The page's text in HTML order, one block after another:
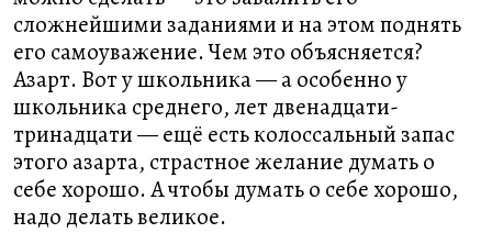
сложнейшими заданиями и на этом поднять
его самоуважение. Чем это объясняется?
Азарт. Вот у школьника — а особенно у
школьника среднего, лет двенадцати-
тринадцати — ещё есть колоссальный запас
этого азарта, страстное желание думать о
себе хорошо. А чтобы думать о себе хорошо,
надо делать великое.